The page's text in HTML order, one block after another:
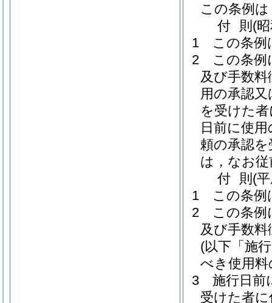
この条例
付 則 (
1
この条例
2
この条例
及び手数
用の承認
を受けた
日前に使
頼の承認
は，なお
付 則 (
1
この条例
2
この条例
及び手数
(以下「施
べき使用
3
施行日前
受けた者